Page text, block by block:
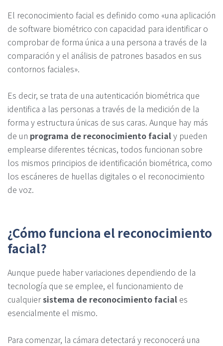
El reconocimiento facial es definido como «una aplicación
de software biométrico con capacidad para identificar o
comprobar de forma única a una persona a través de la
comparación y el análisis de patrones basados ​​en sus
contornos faciales».
Es decir, se trata de una autenticación biométrica que
identifica a las personas a través de la medición de la
forma y estructura únicas de sus caras. Aunque hay más
de un programa de reconocimiento facialy pueden
emplearse diferentes técnicas, todos funcionan sobre
los mismos principios de identificación biométrica, como
los escáneres de huellas digitales o el reconocimiento
de voz.
¿Cómo funciona el reconocimiento
facial?
Aunque puede haber variaciones dependiendo de la
tecnología que se emplee, el funcionamiento de
cualquiersistema de reconocimiento facial es
esencialmente el mismo.
Para comenzar, la cámara detectará y reconocerá una